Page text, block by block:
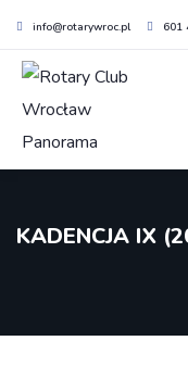
info@rotarywroc.pl 601
KADENCJA IX